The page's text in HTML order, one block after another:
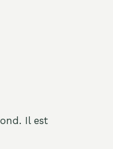
Il est